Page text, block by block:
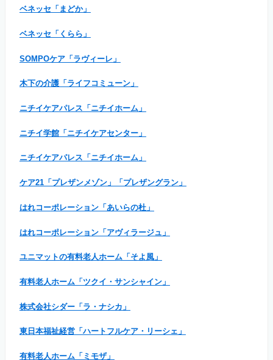
ベネッセ「まどか」
ベネッセ「くらら」
SOMPOケア「ラヴィーレ」
木下の介護「ライフコミューン」
ニチイケアパレス「ニチイホーム」
ニチイ学館「ニチイケアセンター」
ニチイケアパレス「ニチイホーム」
ケア21「プレザンメゾン」「プレザングラン」
はれコーポレーション「あいらの杜」
はれコーポレーション「アヴィラージュ」
ユニマットの有料老人ホーム「そよ風」
有料老人ホーム「ツクイ・サンシャイン」
株式会社シダー「ラ・ナシカ」
東日本福祉経営「ハートフルケア・リーシェ」
有料老人ホーム「ミモザ」